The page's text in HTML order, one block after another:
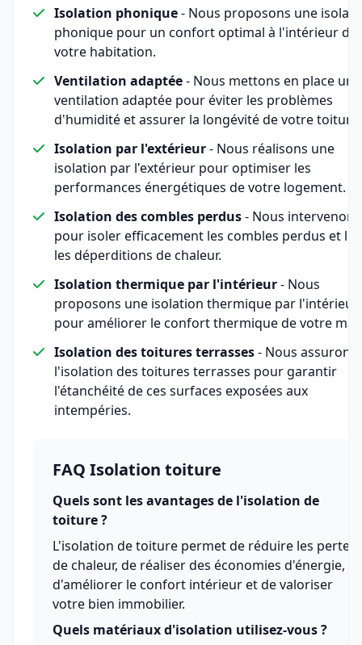
Isolation phonique- Nous proposons une
phonique pour un confort optimal à l'intérieur de
votre habitation.
Ventilation adaptée- Nous mettons en place une
ventilation adaptée pour éviter les problèmes
d'humidité et assurer la longévité de votre toiture.
Isolation par l'extérieur- Nous réalisons une
isolation par l'extérieur pour optimiser les
performances énergétiques de votre logement.
Isolation des combles perdus- Nous intervenons
pour isoler efficacement les combles perdus et
les déperditions de chaleur.
Isolation thermique par l'intérieur- Nous
proposons une isolation thermique par l'intérieur
pour améliorer le confort thermique de votre
Isolation des toitures terrasses- Nous assurons
l'isolation des toitures terrasses pour garantir
l'étanchéité de ces surfaces exposées aux
intempéries.
FAQ Isolation toiture
Quels sont les avantages de l'isolation de
toiture ?
L'isolation de toiture permet de réduire les pertes
de chaleur, de réaliser des économies d'énergie,
d'améliorer le confort intérieur et de valoriser
votre bien immobilier.
Quels matériaux d'isolation utilisez-vous ?